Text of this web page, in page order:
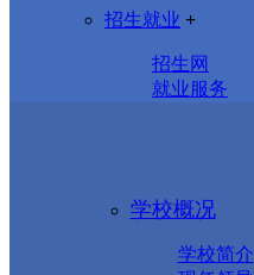
招生就业 +
招生网
就业服务
学校概况
学校简介